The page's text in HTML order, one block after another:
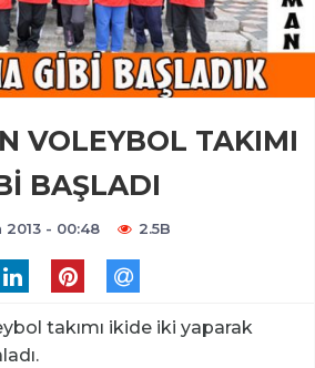
VOLEYBOL TAKIMI
BAŞLADI
2013 - 00:48 2.5B
takımı ikide iki yaparak